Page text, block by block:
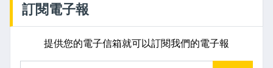
訂閱電子報
提供您的電子信箱就可以訂閱我們的電子報